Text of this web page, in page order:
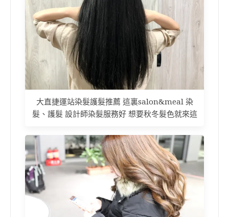
大直捷運站染髮護髮推薦 這裏salon&meal 染
髮、護髮 設計師染髮服務好 想要秋冬髮色就來這